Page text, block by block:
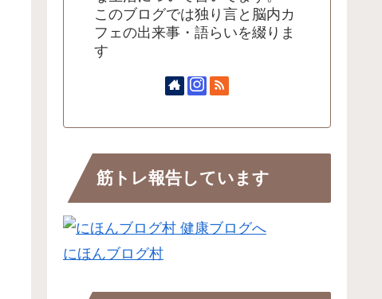
このブログでは独り言と脳内カ
フェの出来事・語らいを綴りま
す
筋トレ報告しています
にほんブログ村